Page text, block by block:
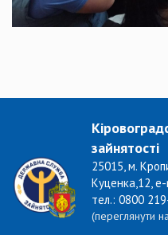
зайнятості
25015, м.
Куценка,12,
тел.: 0800
(переглянути